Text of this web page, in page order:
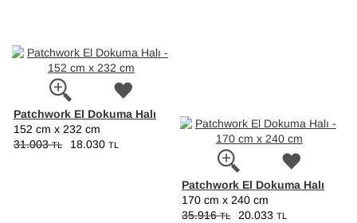
Patchwork El Dokuma Halı
152 cm x 232 cm
31.003TL 18.030 TL
Patchwork El Dokuma Halı
170 cm x 240 cm
35.916TL 20.033 TL